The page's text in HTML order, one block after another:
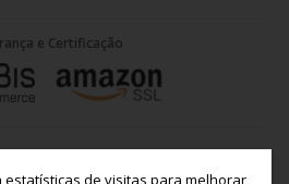
estatísticas de visitas para melhorar
e Certificação
21, Jundiaí - SP - CEP: 13201-001